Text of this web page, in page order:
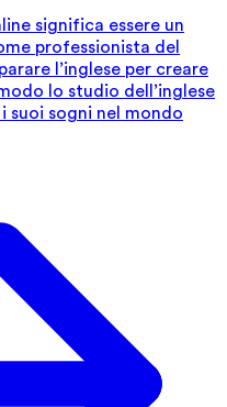
significa essere un
professionista del
l’inglese per creare
lo studio dell’inglese
suoi sogni nel mondo